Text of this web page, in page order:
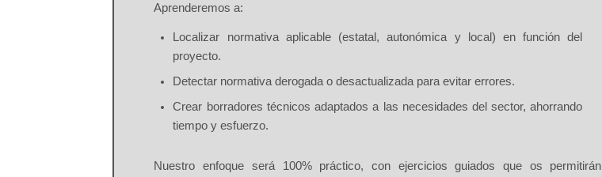
Aprenderemos a:
Localizar normativa aplicable (estatal, autonómica y local) en función del
proyecto.
Detectar normativa derogada o desactualizada para evitar errores.
Crear borradores técnicos adaptados a las necesidades del sector, ahorrando
tiempo y esfuerzo.
Nuestro enfoque será 100% práctico, con ejercicios guiados que os permitirán